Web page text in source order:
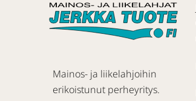
Mainos- ja liikelahjoihin
erikoistunut perheyritys.